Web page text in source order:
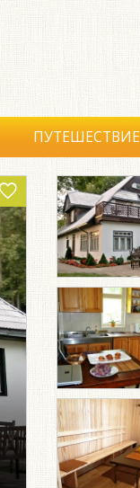
ПУТЕШЕСТВИЕ